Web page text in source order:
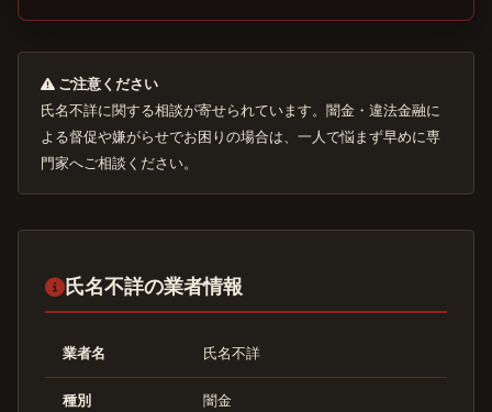
ご注意ください
氏名不詳に関する相談が寄せられています。闇金・違法金融に
よる督促や嫌がらせでお困りの場合は、一人で悩まず早めに専
門家へご相談ください。
氏名不詳の業者情報
業者名 氏名不詳
種別 闇金